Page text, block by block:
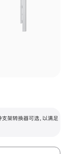
架转换器可选，以满足